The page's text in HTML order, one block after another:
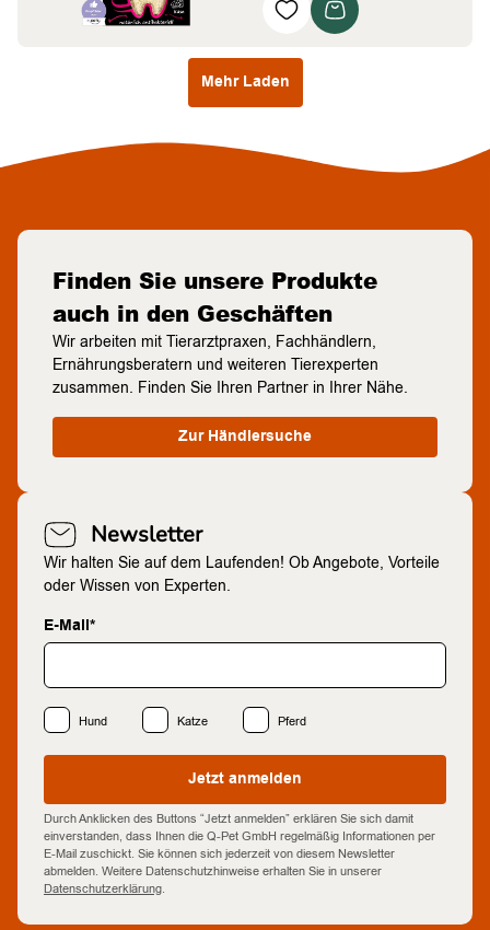
intensiv Zahnstein weg
auf der Schleckmatte
Mehr Laden
Finden Sie unsere Produkte
auch in den Geschäften
Wir arbeiten mit Tierarztpraxen, Fachhändlern,
Ernährungsberatern und weiteren Tierexperten
zusammen. Finden Sie Ihren Partner in Ihrer Nähe.
Zur Händlersuche
Newsletter
Wir halten Sie auf dem Laufenden! Ob Angebote, Vorteile
oder Wissen von Experten.
E-Mail*
Hund Katze Pferd
Jetzt anmelden
Durch Anklicken des Buttons “Jetzt anmelden” erklären Sie sich damit
einverstanden, dass Ihnen die Q-Pet GmbH regelmäßig Informationen per
E-Mail zuschickt. Sie können sich jederzeit von diesem Newsletter
abmelden. Weitere Datenschutzhinweise erhalten Sie in unserer
Datenschutzerklärung.